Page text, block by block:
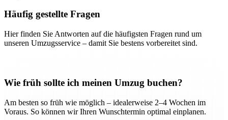
Häufig gestellte Fragen
Hier finden Sie Antworten auf die häufigsten Fragen rund um
unseren Umzugsservice – damit Sie bestens vorbereitet sind.
Wie früh sollte ich meinen Umzug buchen?
Am besten so früh wie möglich – idealerweise 2–4 Wochen im
Voraus. So können wir Ihren Wunschtermin optimal einplanen.